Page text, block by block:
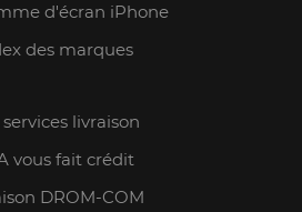
d'écran iPhone
des marques
services livraison
vous fait crédit
DROM-COM